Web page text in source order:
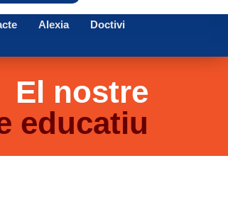
Alexia Doctivi
El nostre
educatiu